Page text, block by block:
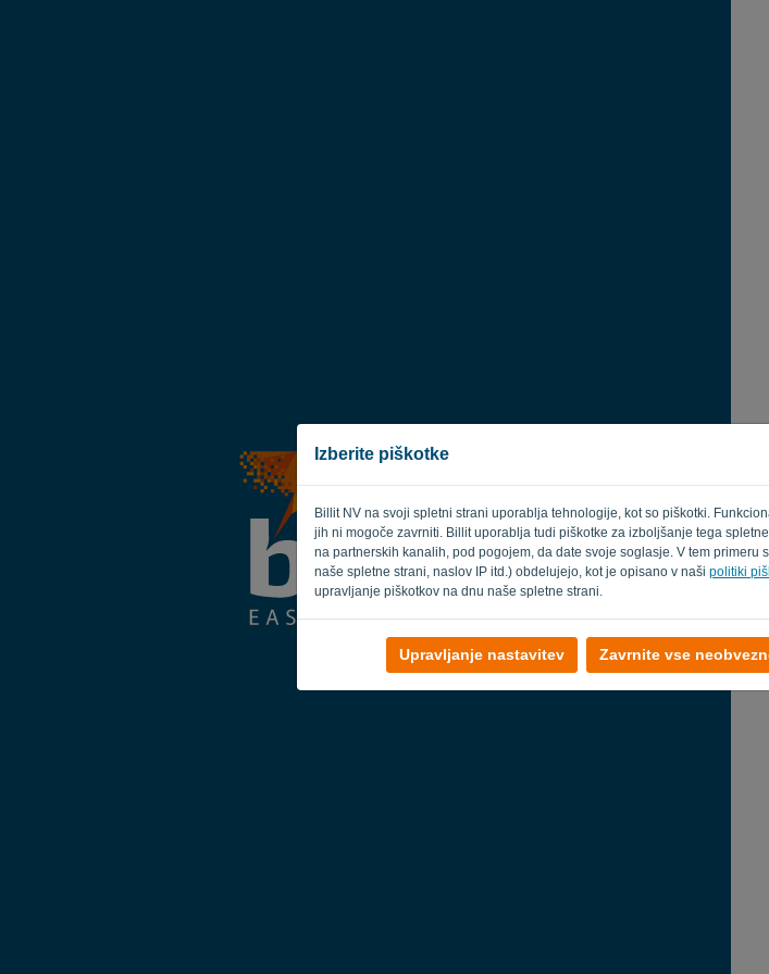
Izberite piškotke
Billit NV na svoji spletni strani uporablja tehnologije, kot so piškotki.
jih ni mogoče zavrniti. Billit uporablja tudi piškotke za izboljšanje tega
na partnerskih kanalih, pod pogojem, da date svoje soglasje. V tem
naše spletne strani, naslov IP itd.) obdelujejo, kot je opisano v naši politiki
upravljanje piškotkov na dnu naše spletne strani.
Upravljanje nastavitev Zavrnite vse